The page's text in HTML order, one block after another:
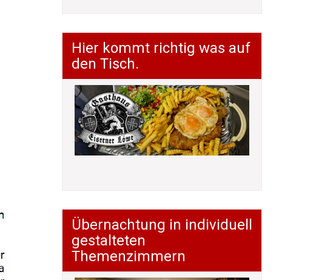
Hier kommt richtig was auf
den Tisch.
Übernachtung in individuell
gestalteten
Themenzimmern